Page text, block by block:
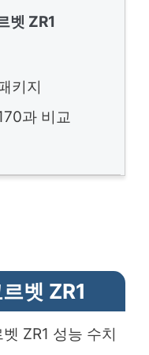
벳 ZR1
키지
과 비교
벳 ZR1
ZR1 성능 수치